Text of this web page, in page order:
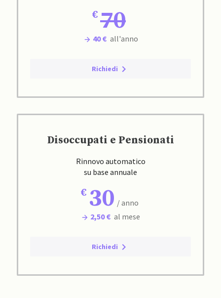
70
40 € all'anno
Richiedi
Disoccupati e Pensionati
Rinnovo automatico
su base annuale
30 / anno
2,50 € al mese
Richiedi